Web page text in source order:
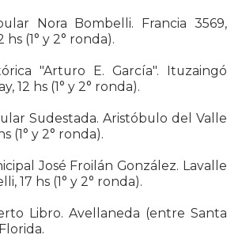
Nora Bombelli. Francia 3569,
hs (1° y 2° ronda).
"Arturo E. García". Ituzaingó
12 hs (1° y 2° ronda).
Sudestada. Aristóbulo del Valle
(1° y 2° ronda).
José Froilán González. Lavalle
17 hs (1° y 2° ronda).
Libro. Avellaneda (entre Santa